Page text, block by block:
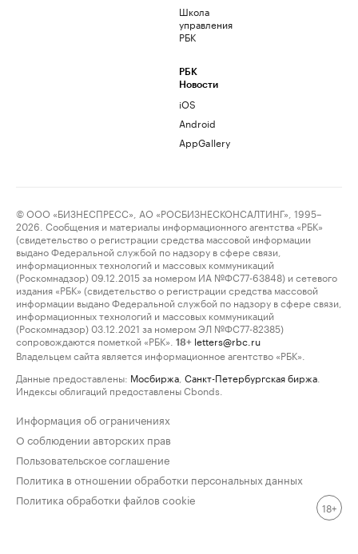
Школа
управления
РБК
РБК
Новости
iOS
Android
AppGallery
© ООО «БИЗНЕСПРЕСС», АО «РОСБИЗНЕСКОНСАЛТИНГ», 1995–
2026. Сообщения и материалы информационного агентства «РБК»
(свидетельство о регистрации средства массовой информации
выдано Федеральной службой по надзору в сфере связи,
информационных технологий и массовых коммуникаций
(Роскомнадзор) 09.12.2015 за номером ИА №ФС77-63848) и сетевого
издания «РБК» (свидетельство о регистрации средства массовой
информации выдано Федеральной службой по надзору в сфере связи,
информационных технологий и массовых коммуникаций
(Роскомнадзор) 03.12.2021 за номером ЭЛ №ФС77-82385)
сопровождаются пометкой «РБК».
18+ letters@rbc.ru
Владельцем сайта является информационное агентство «РБК».
Данные предоставлены: Мосбиржа Санкт-Петербургская биржа
Индексы облигаций предоставлены Cbonds.
Информация об ограничениях
О соблюдении авторских прав
Пользовательское соглашение
Политика в отношении обработки персональных данных
Политика обработки файлов cookie
18+